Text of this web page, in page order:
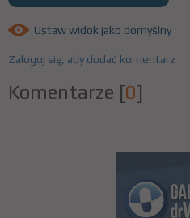
Ustaw widok jako domyślny
Zaloguj się, aby dodać komentarz
Komentarze [0]